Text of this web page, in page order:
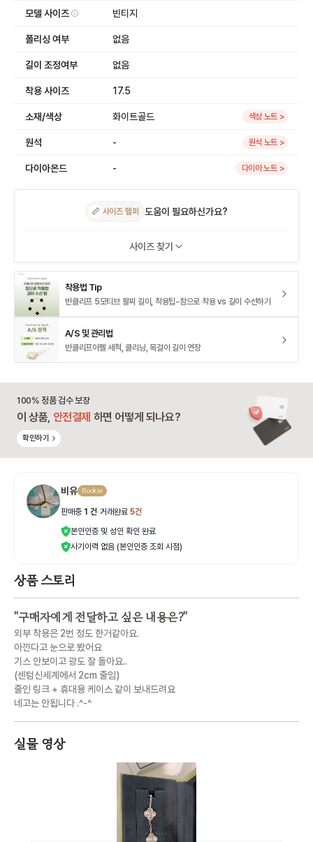
모델 사이즈 빈티지
폴리싱 여부 없음
길이 조정여부 없음
착용 사이즈 17.5
소재/색상 화이트골드 색상 노트 >
원석 - 원석 노트 >
다이아몬드 - 다이아 노트 >
📏 사이즈 헬퍼 도움이 필요하신가요?
사이즈 찾기
착용법 Tip
반클리프 5모티브 팔찌 길이, 착용팁-참으로 착용 vs 길이 수선하기
A/S 및 관리법
반클리프아펠 세척, 클리닝, 목걸이 길이 연장
100% 정품 검수 보장
이 상품, 안전결제 하면 어떻게 되나요?
확인하기
비유 Rookie
판매중 1 건 거래완료 5건
본인인증 및 성인 확인 완료
사기이력 없음 (본인인증 조회 시점)
상품 스토리
"구매자에게 전달하고 싶은 내용은?"
외부 착용은 2번 정도 한거같아요.
아낀다고 눈으로 봤어요
기스 안보이고 광도 잘 돌아요..
(센텀신세계에서 2cm 줄임)
줄인 링크 + 휴대용 케이스 같이 보내드려요
네고는 안됩니다 .^-^
실물 영상